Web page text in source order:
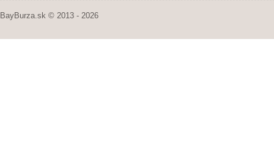
BayBurza.sk © 2013 - 2026